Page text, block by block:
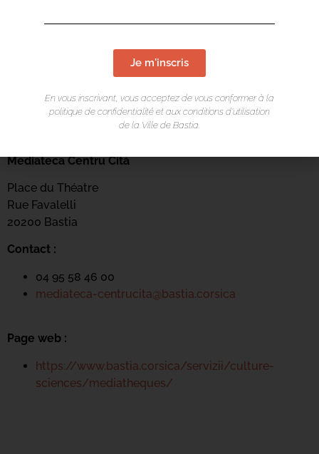
LIEU DE L'ÉVÉNEMENT
Mediateca Centru Cità
Place du Théatre
Rue Favalelli
20200 Bastia
Contact :
04 95 58 46 00
mediateca-centrucita@bastia.corsica
Page web :
https://www.bastia.corsica/servizii/culture-
sciences/mediatheques/
Je m'inscris
En vous inscrivant, vous acceptez de vous conformer à la
politique de confidentialité et aux conditions d’utilisation
de la Ville de Bastia.